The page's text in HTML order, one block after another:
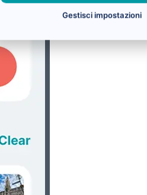
Gestisci impostazioni